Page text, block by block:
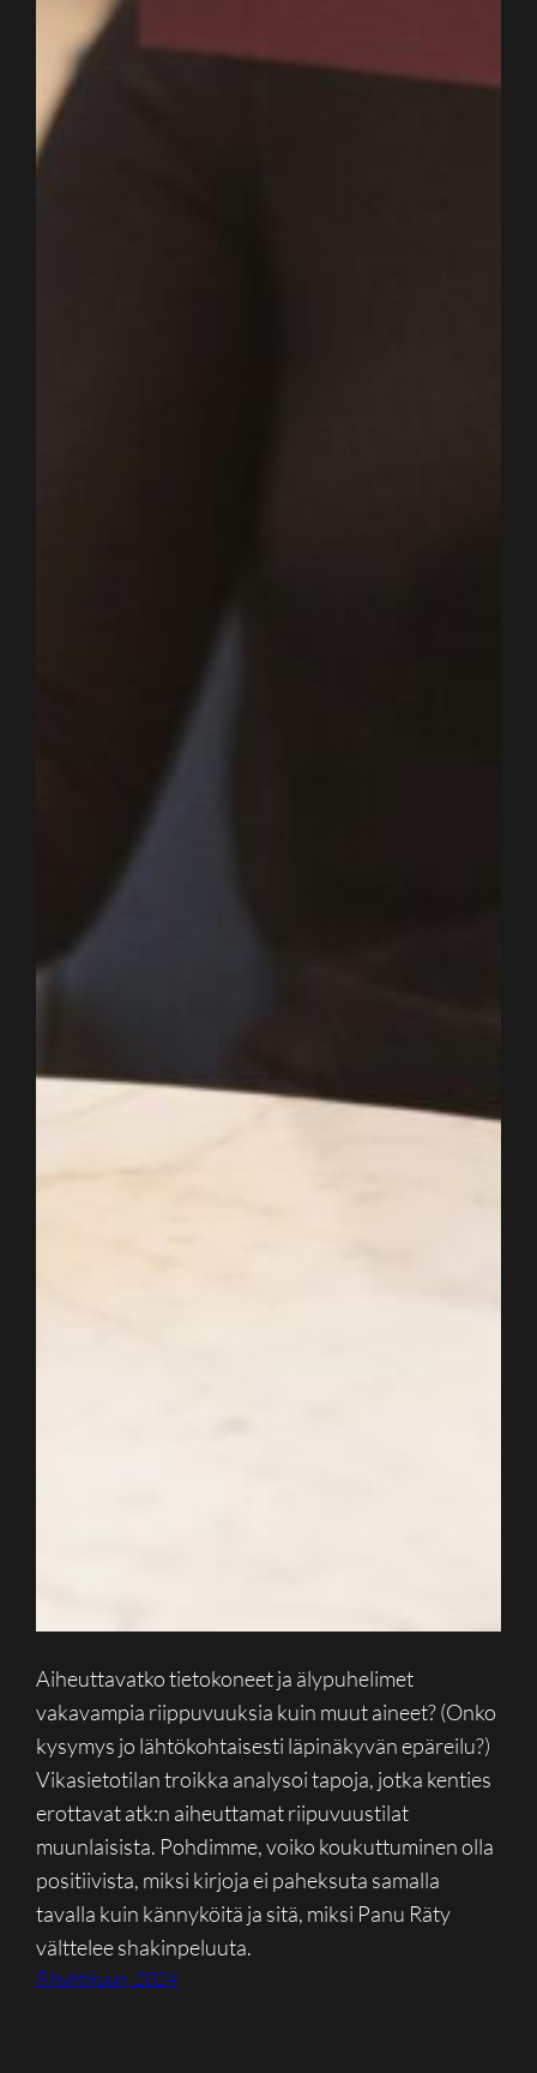
Aiheuttavatko tietokoneet ja älypuhelimet
vakavampia riippuvuuksia kuin muut aineet? (Onko
kysymys jo lähtökohtaisesti läpinäkyvän epäreilu?)
Vikasietotilan troikka analysoi tapoja, jotka kenties
erottavat atk:n aiheuttamat riipuvuustilat
muunlaisista. Pohdimme, voiko koukuttuminen olla
positiivista, miksi kirjoja ei paheksuta samalla
tavalla kuin kännyköitä ja sitä, miksi Panu Räty
välttelee shakinpeluuta.
8 huhtikuun, 2024